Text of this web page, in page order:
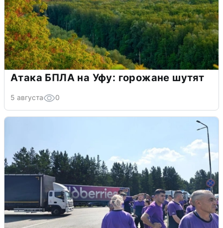
Атака БПЛА на Уфу: горожане шутят
5 августа 0